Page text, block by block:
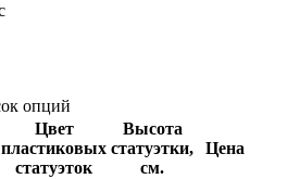
опций
Цвет
пластиковых
статуэток
Высота
статуэтки,
см.
Цена